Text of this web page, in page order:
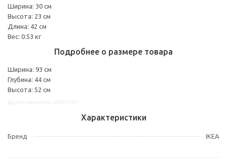
Ширина: 30 см
Высота: 23 см
Длина: 42 см
Вес: 0.53 кг
Подробнее о размере товара
Ширина: 93 см
Глубина: 44 см
Высота: 52 см
Характеристики
Бренд IKEA